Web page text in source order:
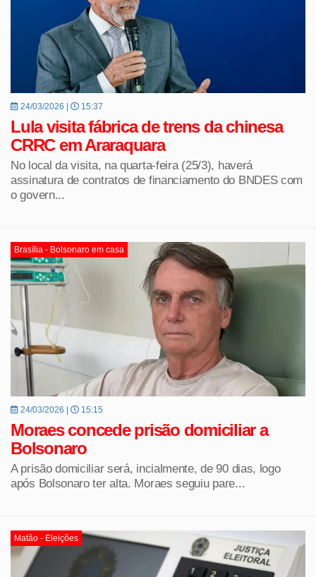
24/03/2026 | 15:37
Lula visita fábrica de trens da chinesa
CRRC em Araraquara
No local da visita, na quarta-feira (25/3), haverá
assinatura de contratos de financiamento do BNDES com
o govern...
Brasília - Bolsonaro em casa
24/03/2026 | 15:15
Moraes concede prisão domiciliar a
Bolsonaro
A prisão domiciliar será, incialmente, de 90 dias, logo
após Bolsonaro ter alta. Moraes seguiu pare...
Matão - Eleições